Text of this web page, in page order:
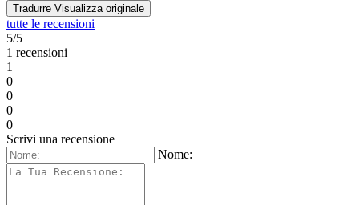
Tradurre Visualizza originale
tutte le recensioni
5/5
1 recensioni
1
0
0
0
0
Scrivi una recensione
Nome: